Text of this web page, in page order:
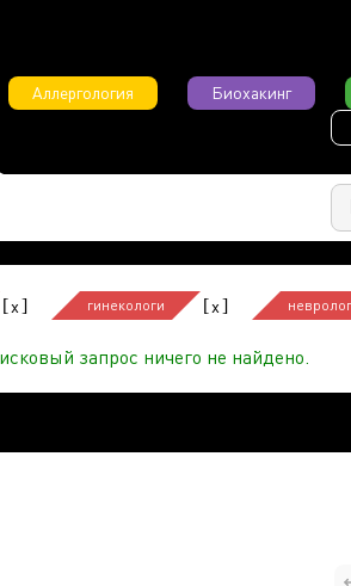
Аллергология
Биохакинг
[x] гинекологи [x] невролог
запрос ничего не найдено.